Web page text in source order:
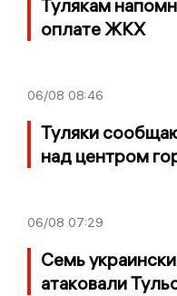
Тулякам
оплате ЖКХ
06/08 08:46
Туляки
над центром
06/08 07:29
Семь
атаковали